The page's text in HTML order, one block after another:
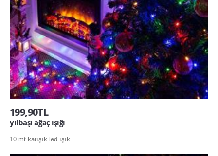
199,90TL
yılbaşı ağaç ışığı
10 mt karışık led ışık